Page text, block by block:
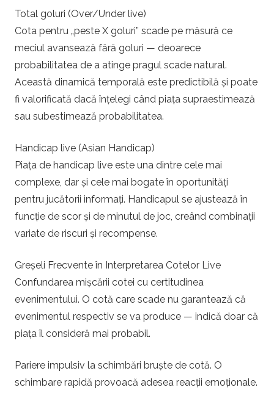
Total goluri (Over/Under live)
Cota pentru „peste X goluri” scade pe măsură ce
meciul avansează fără goluri — deoarece
probabilitatea de a atinge pragul scade natural.
Această dinamică temporală este predictibilă și poate
fi valorificată dacă înțelegi când piața supraestimează
sau subestimează probabilitatea.
Handicap live (Asian Handicap)
Piața de handicap live este una dintre cele mai
complexe, dar și cele mai bogate în oportunități
pentru jucătorii informați. Handicapul se ajustează în
funcție de scor și de minutul de joc, creând combinații
variate de riscuri și recompense.
Greșeli Frecvente în Interpretarea Cotelor Live
Confundarea mișcării cotei cu certitudinea
evenimentului. O cotă care scade nu garantează că
evenimentul respectiv se va produce — indică doar că
piața îl consideră mai probabil.
Pariere impulsiv la schimbări bruște de cotă. O
schimbare rapidă provoacă adesea reacții emoționale.